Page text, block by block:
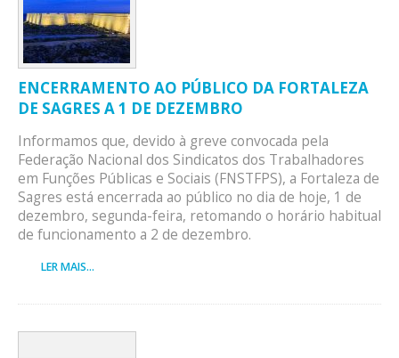
ENCERRAMENTO AO PÚBLICO DA FORTALEZA
DE SAGRES A 1 DE DEZEMBRO
Informamos que, devido à greve convocada pela
Federação Nacional dos Sindicatos dos Trabalhadores
em Funções Públicas e Sociais (FNSTFPS), a Fortaleza de
Sagres está encerrada ao público no dia de hoje, 1 de
dezembro, segunda-feira, retomando o horário habitual
de funcionamento a 2 de dezembro.
LER MAIS...